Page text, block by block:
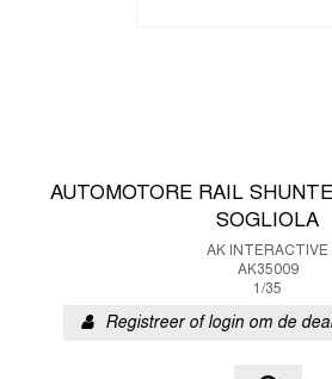
AUTOMOTORE RAIL
SOGLIOLA
AK INTERACTIVE
AK35009
1/35
Registreer of login om de